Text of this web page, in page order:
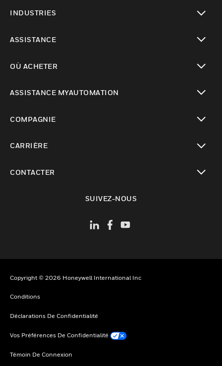
INDUSTRIES
ASSISTANCE
OÙ ACHETER
ASSISTANCE MYAUTOMATION
COMPAGNIE
CARRIÈRE
CONTACTER
SUIVEZ-NOUS
Copyright © 2026 Honeywell International Inc
Conditions
Déclarations De Confidentialité
Vos Préférences De Confidentialité
Témoin De Connexion